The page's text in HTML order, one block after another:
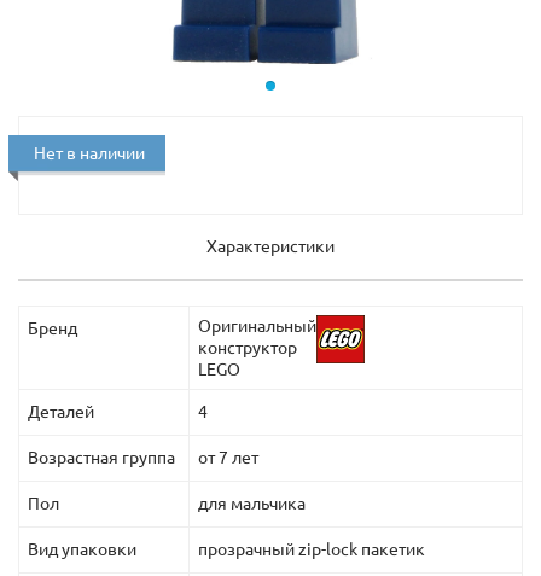
Нет в наличии
Характеристики
Бренд
Оригинальный
конструктор
LEGO
Деталей 4
Возрастная группа от 7 лет
Пол для мальчика
Вид упаковки прозрачный zip-lock пакетик